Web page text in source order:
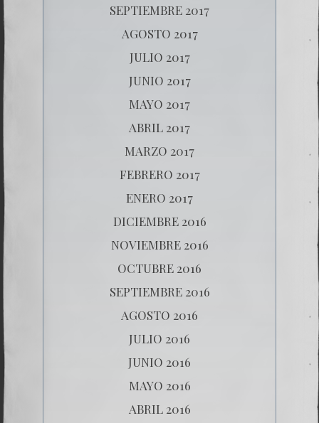
SEPTIEMBRE 2017
AGOSTO 2017
JULIO 2017
JUNIO 2017
MAYO 2017
ABRIL 2017
MARZO 2017
FEBRERO 2017
ENERO 2017
DICIEMBRE 2016
NOVIEMBRE 2016
OCTUBRE 2016
SEPTIEMBRE 2016
AGOSTO 2016
JULIO 2016
JUNIO 2016
MAYO 2016
ABRIL 2016